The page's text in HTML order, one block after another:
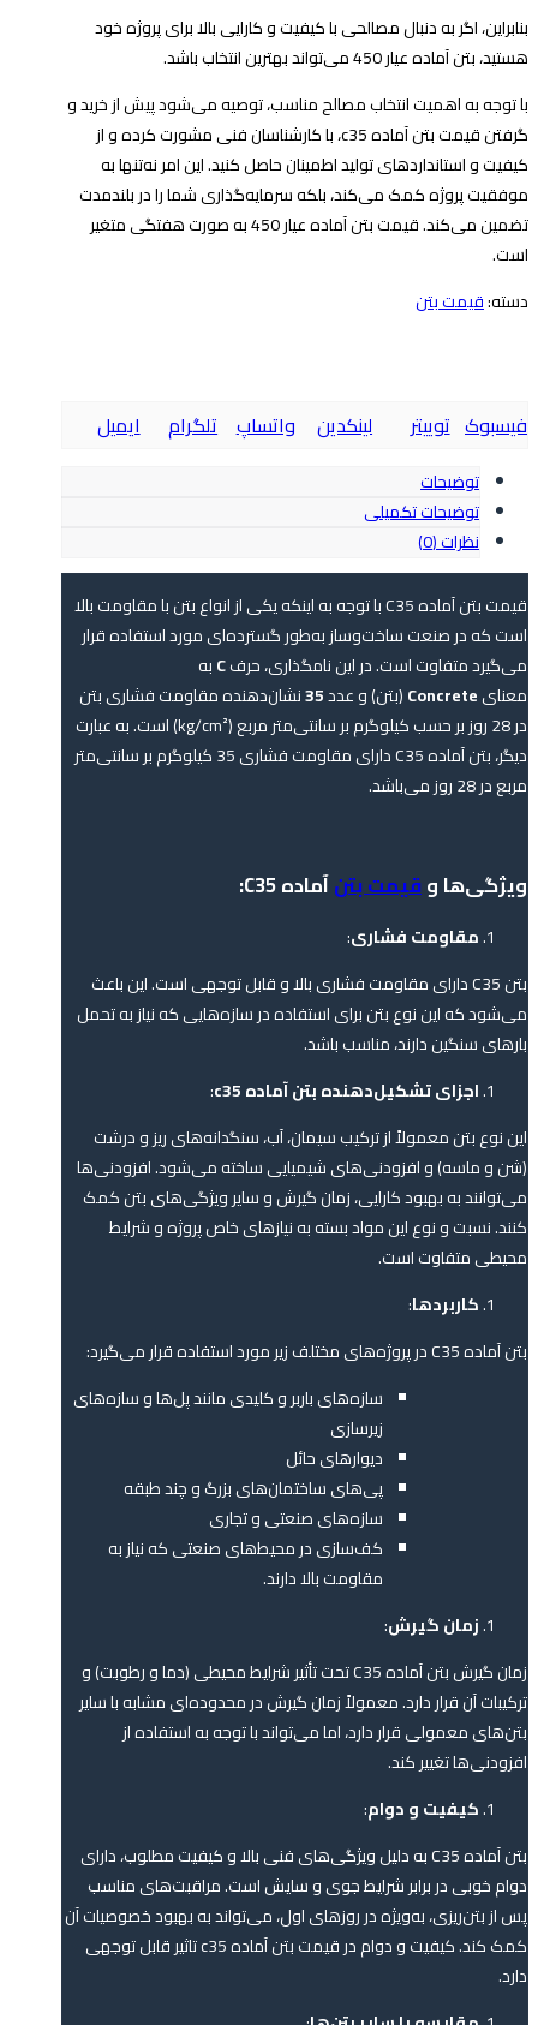
بنابراین، اگر به دنبال مصالحی با کیفیت و کارایی بالا برای پروژه خود
هستید، بتن آماده عیار 450 می‌تواند بهترین انتخاب باشد.
با توجه به اهمیت انتخاب مصالح مناسب، توصیه می‌شود پیش از خرید و
گرفتن قیمت بتن آماده c35، با کارشناسان فنی مشورت کرده و از
کیفیت و استانداردهای تولید اطمینان حاصل کنید. این امر نه‌تنها به
موفقیت پروژه کمک می‌کند، بلکه سرمایه‌گذاری شما را در بلندمدت
تضمین می‌کند. قیمت بتن آماده عیار 450 به صورت هفتگی متغیر
است.
دسته:قیمت بتن
فیسبوک توییتر لینکدین واتساپ تلگرام ایمیل
توضیحات
توضیحات تکمیلی
نظرات (0)
قیمت بتن آماده C35 با توجه به اینکه یکی از انواع بتن با مقاومت بالا
است که در صنعت ساخت‌وساز به‌طور گسترده‌ای مورد استفاده قرار
می‌گیرد متفاوت است. در این نامگذاری، حرفCبه
معنایConcrete(بتن) و عدد35نشان‌دهنده مقاومت فشاری بتن
در 28 روز بر حسب کیلوگرم بر سانتی‌متر مربع (kg/cm²) است. به عبارت
دیگر، بتن آماده C35 دارای مقاومت فشاری 35 کیلوگرم بر سانتی‌متر
مربع در 28 روز می‌باشد.
ویژگی‌ها وقیمت بتنآماده C35:
مقاومت فشاری:
بتن C35 دارای مقاومت فشاری بالا و قابل توجهی است. این باعث
می‌شود که این نوع بتن برای استفاده در سازه‌هایی که نیاز به تحمل
بارهای سنگین دارند، مناسب باشد.
اجزای تشکیل‌دهنده بتن آماده c35
:
این نوع بتن معمولاً از ترکیب سیمان، آب، سنگدانه‌های ریز و درشت
(شن و ماسه) و افزودنی‌های شیمیایی ساخته می‌شود. افزودنی‌ها
می‌توانند به بهبود کارایی، زمان گیرش و سایر ویژگی‌های بتن کمک
کنند. نسبت و نوع این مواد بسته به نیازهای خاص پروژه و شرایط
محیطی متفاوت است.
کاربردها:
بتن آماده C35 در پروژه‌های مختلف زیر مورد استفاده قرار می‌گیرد:
سازه‌های باربر و کلیدی مانند پل‌ها و سازه‌های
زیرسازی
دیوارهای حائل
پی‌های ساختمان‌های بزرگ و چند طبقه
سازه‌های صنعتی و تجاری
کف‌سازی در محیط‌های صنعتی که نیاز به
مقاومت بالا دارند.
زمان گیرش:
زمان گیرش بتن آماده C35 تحت تأثیر شرایط محیطی (دما و رطوبت) و
ترکیبات آن قرار دارد. معمولاً زمان گیرش در محدوده‌ای مشابه با سایر
بتن‌های معمولی قرار دارد، اما می‌تواند با توجه به استفاده از
افزودنی‌ها تغییر کند.
کیفیت و دوام:
بتن آماده C35 به دلیل ویژگی‌های فنی بالا و کیفیت مطلوب، دارای
دوام خوبی در برابر شرایط جوی و سایش است. مراقبت‌های مناسب
پس از بتن‌ریزی، به‌ویژه در روزهای اول، می‌تواند به بهبود خصوصیات آن
کمک کند. کیفیت و دوام در قیمت بتن آماده c35 تاثیر قابل توجهی
دارد.